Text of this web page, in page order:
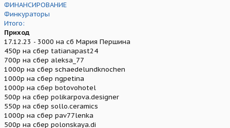
ФИНАНСИРОВАНИЕ
Финкураторы
Итого:
Приход
17.12.23 - 3000 на сб Мария Першина
450р на сбер tatianapast24
700р на сбер aleksa_77
1000р на сбер schaedelundknochen
1000р на сбер ngpetina
1000р на сбер botovohotel
500р на сбер polikarpova.designer
550р на сбер sollo.ceramics
1000р на сбер pav77lenka
500р на сбер polonskaya.di